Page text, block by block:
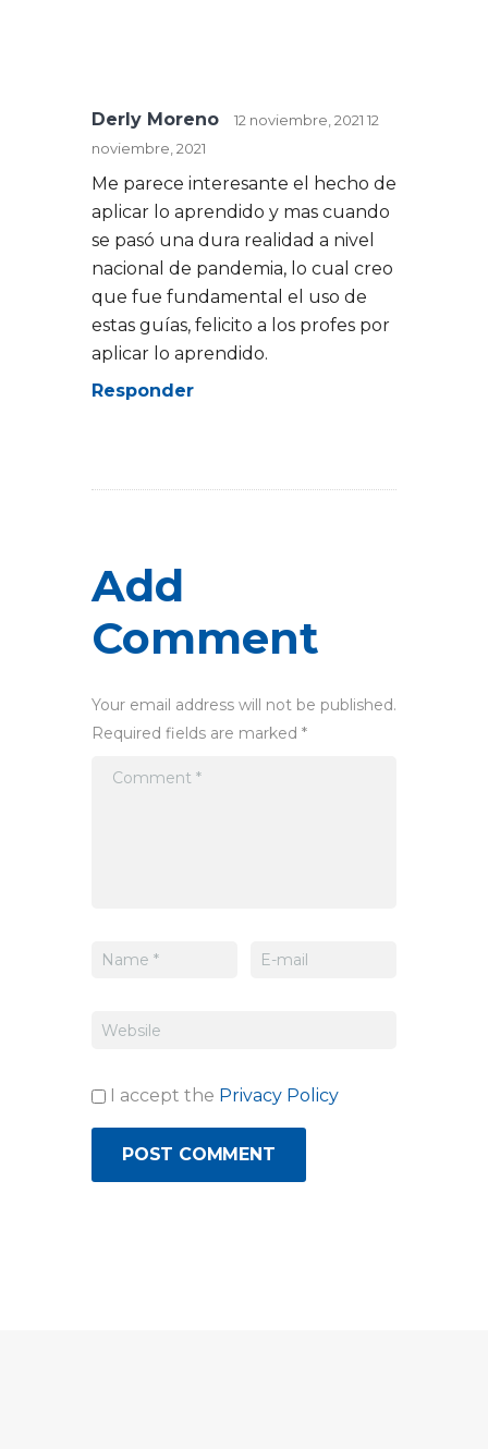
Derly Moreno 12 noviembre, 2021 12
noviembre, 2021
Me parece interesante el hecho de
aplicar lo aprendido y mas cuando
se pasó una dura realidad a nivel
nacional de pandemia, lo cual creo
que fue fundamental el uso de
estas guías, felicito a los profes por
aplicar lo aprendido.
Responder
Add
Comment
Your email address will not be published.
Required fields are marked *
I accept the Privacy Policy